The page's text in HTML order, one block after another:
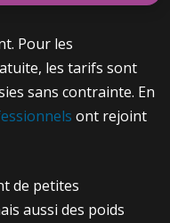
Pour les
les tarifs sont
sans contrainte. En
ont rejoint
de petites
aussi des poids